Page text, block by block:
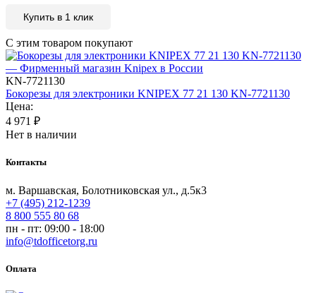
Купить в 1 клик
С этим товаром покупают
KN-7721130
Бокорезы для электроники KNIPEX 77 21 130 KN-7721130
Цена:
4 971 ₽
Нет в наличии
Контакты
м. Варшавская, Болотниковская ул., д.5к3
+7 (495) 212-1239
8 800 555 80 68
пн - пт: 09:00 - 18:00
info@tdofficetorg.ru
Оплата